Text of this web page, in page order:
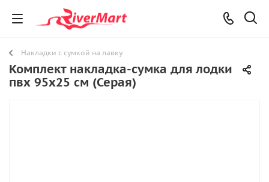
Накладки с сумкой на лавку
Комплект накладка-сумка для лодки
пвх 95х25 см (Серая)